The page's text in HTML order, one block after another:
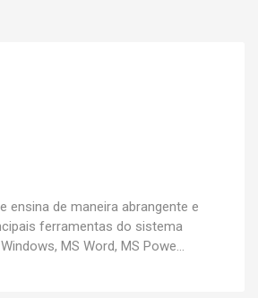
ensina de maneira abrangente e
ferramentas do sistema
MS Word, MS Powe...